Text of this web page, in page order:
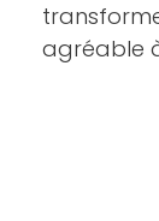
agréable